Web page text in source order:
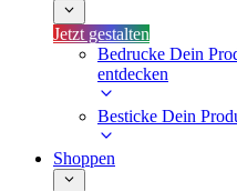
Jetzt gestalten
Bedrucke Dein
entdecken
Besticke Dein
Shoppen